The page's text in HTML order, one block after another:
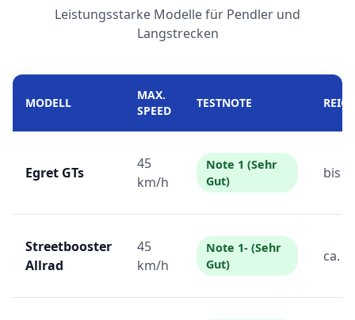
Leistungsstarke Modelle für Pendler und
Langstrecken
MODELL
MAX.
SPEED
TESTNOTE
Egret GTs
45
km/h
Note 1 (Sehr
Gut)
bis
Streetbooster
Allrad
45
km/h
Note 1- (Sehr
Gut)
ca.